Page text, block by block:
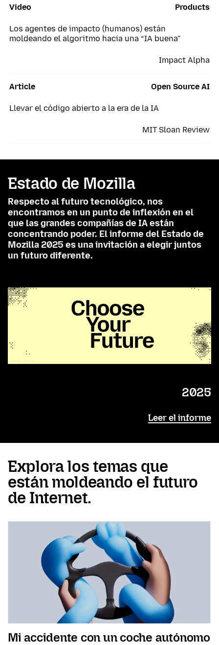
Video
Impact Alpha
Products
Los agentes de impacto (humanos) están
moldeando el algoritmo hacia una “IA buena”
Article
MIT Sloan Review
Open Source AI
Llevar el código abierto a la era de la IA
Estado de Mozilla
Respecto al futuro tecnológico, nos
encontramos en un punto de inflexión en el
que las grandes compañías de IA están
concentrando poder. El informe del Estado de
Mozilla 2025 es una invitación a elegir juntos
un futuro diferente.
2025
Leer el informe
Explora los temas que
están moldeando el futuro
de Internet.
Mi accidente con un coche autónomo